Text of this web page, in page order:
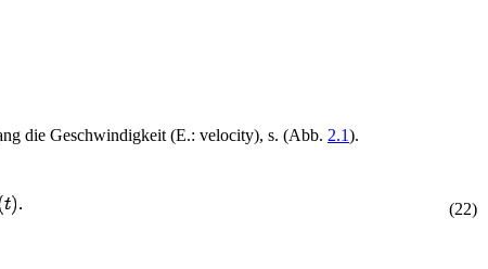
die Geschwindigkeit (E.: velocity), s. (Abb. 2.1).
(22)